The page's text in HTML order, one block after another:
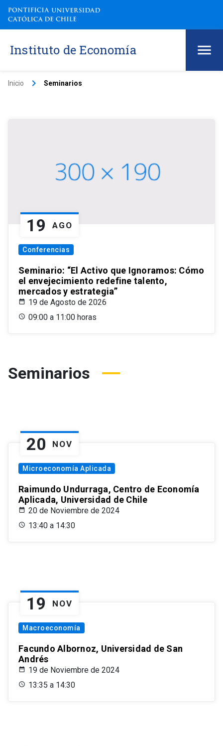
Instituto de Economía
Inicio keyboard_arrow_right Seminarios
19 AGO
Conferencias
Seminario: “El Activo que Ignoramos: Cómo
el envejecimiento redefine talento,
mercados y estrategia”
19 de Agosto de 2026
09:00 a 11:00 horas
Seminarios
20 NOV
Microeconomía Aplicada
Raimundo Undurraga, Centro de Economía
Aplicada, Universidad de Chile
20 de Noviembre de 2024
13:40 a 14:30
19 NOV
Macroeconomía
Facundo Albornoz, Universidad de San
Andrés
19 de Noviembre de 2024
13:35 a 14:30